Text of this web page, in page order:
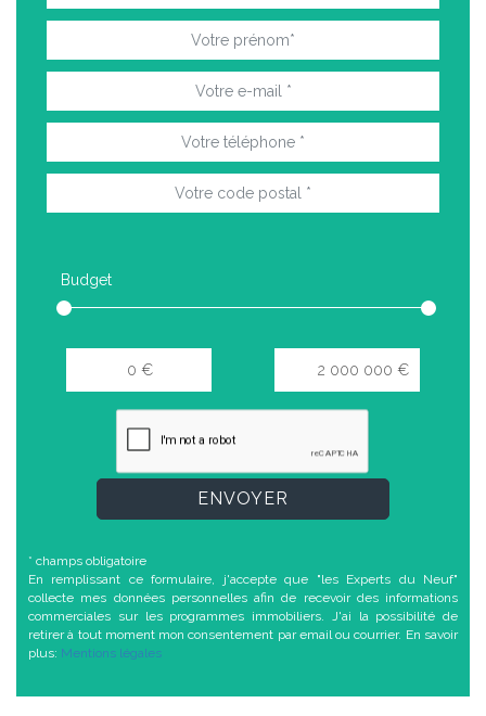
Budget
ENVOYER
* champs obligatoire
En remplissant ce formulaire, j'accepte que "les Experts du Neuf"
collecte mes données personnelles afin de recevoir des informations
commerciales sur les programmes immobiliers. J'ai la possibilité de
retirer à tout moment mon consentement par email ou courrier. En savoir
plus: Mentions légales